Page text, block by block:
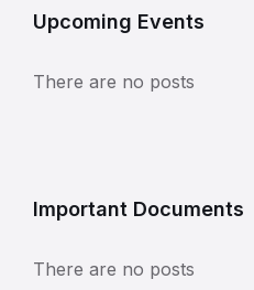
Upcoming Events
There are no posts
Important Documents
There are no posts